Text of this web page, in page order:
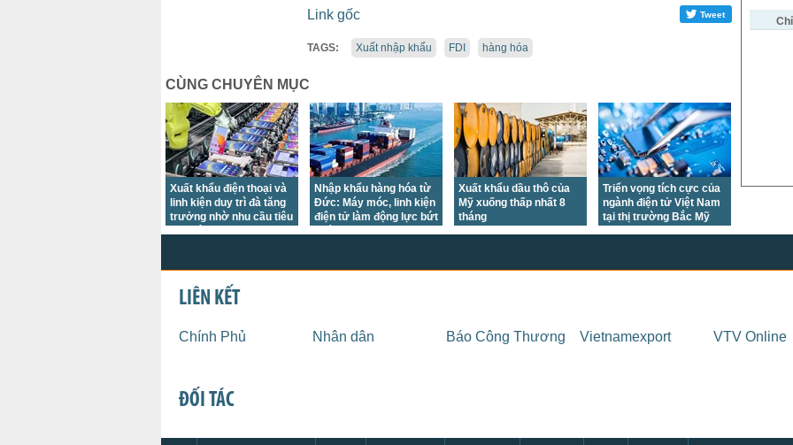
Link gốc Tweet
TAGS: Xuất nhập khẩu FDI hàng hóa
CÙNG CHUYÊN MỤC
Xuất khẩu điện thoại và
linh kiện duy trì đà tăng
trưởng nhờ nhu cầu tiêu
Nhập khẩu hàng hóa từ
Đức: Máy móc, linh kiện
điện tử làm động lực bứt
Xuất khẩu dầu thô của
Mỹ xuống thấp nhất 8
tháng
Triển vọng tích cực của
ngành điện tử Việt Nam
tại thị trường Bắc Mỹ
US
LIÊN KẾT
Chính Phủ Nhân dân Báo Công Thương Vietnamexport VTV Online
ĐỐI TÁC